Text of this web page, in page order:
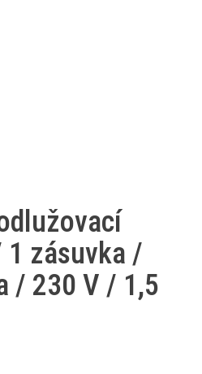
1 zásuvka /
/ 230 V / 1,5